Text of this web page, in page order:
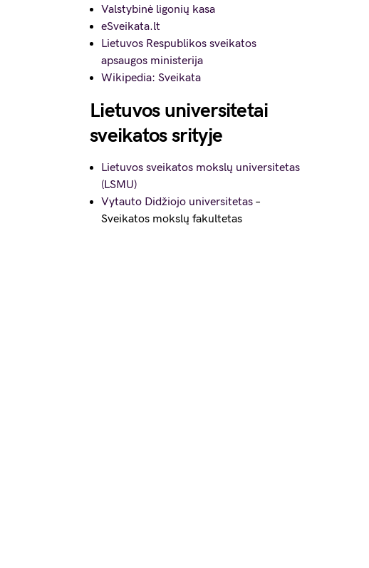
Valstybinė ligonių kasa
eSveikata.lt
Lietuvos Respublikos sveikatos
apsaugos ministerija
Wikipedia: Sveikata
Lietuvos universitetai
sveikatos srityje
Lietuvos sveikatos mokslų universitetas
(LSMU)
Vytauto Didžiojo universitetas –
Sveikatos mokslų fakultetas